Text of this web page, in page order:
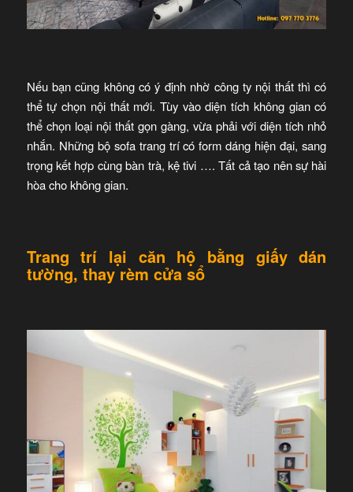
Nếu bạn cũng không có ý định nhờ công ty nội thất thì có
thể tự chọn nội thất mới. Tùy vào diện tích không gian có
thể chọn loại nội thất gọn gàng, vừa phải với diện tích nhỏ
nhắn. Những bộ sofa trang trí có form dáng hiện đại, sang
trọng kết hợp cùng bàn trà, kệ tivi …. Tất cả tạo nên sự hài
hòa cho không gian.
Trang trí lại căn hộ bằng giấy dán
tường, thay rèm cửa sổ